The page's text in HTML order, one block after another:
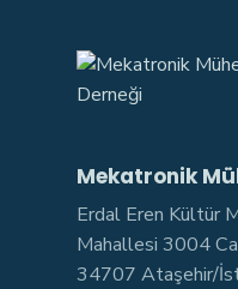
Mekatronik
Erdal Eren Kültür
Mahallesi 3004
34707 Ataşehir/